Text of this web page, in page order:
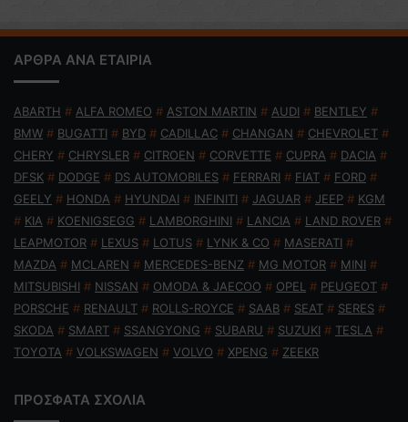
ΑΡΘΡΑ ΑΝΑ ΕΤΑΙΡΙΑ
ABARTH # ALFA ROMEO # ASTON MARTIN # AUDI # BENTLEY #
BMW # BUGATTI # BYD # CADILLAC # CHANGAN # CHEVROLET #
CHERY # CHRYSLER # CITROEN # CORVETTE # CUPRA # DACIA #
DFSK # DODGE # DS AUTOMOBILES # FERRARI # FIAT # FORD #
GEELY # HONDA # HYUNDAI # INFINITI # JAGUAR # JEEP # KGM
# KIA # KOENIGSEGG # LAMBORGHINI # LANCIA # LAND ROVER #
LEAPMOTOR # LEXUS # LOTUS # LYNK & CO # MASERATI #
MAZDA # MCLAREN # MERCEDES-BENZ # MG MOTOR # MINI #
MITSUBISHI # NISSAN # OMODA & JAECOO # OPEL # PEUGEOT #
PORSCHE # RENAULT # ROLLS-ROYCE # SAAB # SEAT # SERES #
SKODA # SMART # SSANGYONG # SUBARU # SUZUKI # TESLA #
TOYOTA # VOLKSWAGEN # VOLVO # XPENG # ZEEKR
ΠΡΟΣΦΑΤΑ ΣΧΟΛΙΑ